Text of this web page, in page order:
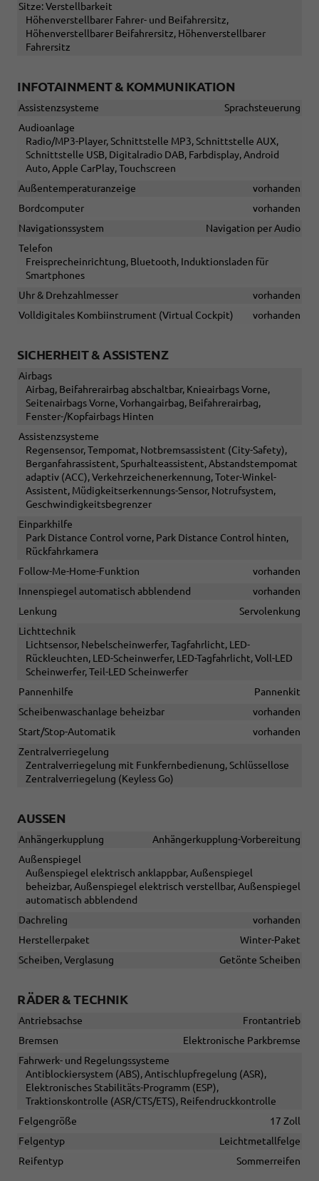
Sitze: Verstellbarkeit
Höhenverstellbarer Fahrer- und Beifahrersitz,
Höhenverstellbarer Beifahrersitz, Höhenverstellbarer
Fahrersitz
INFOTAINMENT & KOMMUNIKATION
Assistenzsysteme
Sprachsteuerung
Audioanlage
Radio/MP3-Player, Schnittstelle MP3, Schnittstelle AUX,
Schnittstelle USB, Digitalradio DAB, Farbdisplay, Android
Auto, Apple CarPlay, Touchscreen
Außentemperaturanzeige
vorhanden
Bordcomputer
vorhanden
Navigationssystem
Navigation per Audio
Telefon
Freisprecheinrichtung, Bluetooth, Induktionsladen für
Smartphones
Uhr & Drehzahlmesser
vorhanden
Volldigitales Kombiinstrument (Virtual Cockpit)
vorhanden
SICHERHEIT & ASSISTENZ
Airbags
Airbag, Beifahrerairbag abschaltbar, Knieairbags Vorne,
Seitenairbags Vorne, Vorhangairbag, Beifahrerairbag,
Fenster-/Kopfairbags Hinten
Assistenzsysteme
Regensensor, Tempomat, Notbremsassistent (City-Safety),
Berganfahrassistent, Spurhalteassistent, Abstandstempomat
adaptiv (ACC), Verkehrzeichenerkennung, Toter-Winkel-
Assistent, Müdigkeitserkennungs-Sensor, Notrufsystem,
Geschwindigkeitsbegrenzer
Einparkhilfe
Park Distance Control vorne, Park Distance Control hinten,
Rückfahrkamera
Follow-Me-Home-Funktion
vorhanden
Innenspiegel automatisch abblendend
vorhanden
Lenkung
Servolenkung
Lichttechnik
Lichtsensor, Nebelscheinwerfer, Tagfahrlicht, LED-
Rückleuchten, LED-Scheinwerfer, LED-Tagfahrlicht, Voll-LED
Scheinwerfer, Teil-LED Scheinwerfer
Pannenhilfe
Pannenkit
Scheibenwaschanlage beheizbar
vorhanden
Start/Stop-Automatik
vorhanden
Zentralverriegelung
Zentralverriegelung mit Funkfernbedienung, Schlüssellose
Zentralverriegelung (Keyless Go)
AUSSEN
Anhängerkupplung
Anhängerkupplung-Vorbereitung
Außenspiegel
Außenspiegel elektrisch anklappbar, Außenspiegel
beheizbar, Außenspiegel elektrisch verstellbar, Außenspiegel
automatisch abblendend
Dachreling
vorhanden
Herstellerpaket
Winter-Paket
Scheiben, Verglasung
Getönte Scheiben
RÄDER & TECHNIK
Antriebsachse
Frontantrieb
Bremsen
Elektronische Parkbremse
Fahrwerk- und Regelungssysteme
Antiblockiersystem (ABS), Antischlupfregelung (ASR),
Elektronisches Stabilitäts-Programm (ESP),
Traktionskontrolle (ASR/CTS/ETS), Reifendruckkontrolle
Felgengröße
17 Zoll
Felgentyp
Leichtmetallfelge
Reifentyp
Sommerreifen